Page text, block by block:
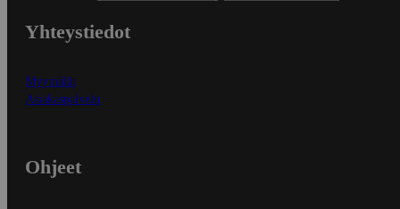
Yhteystiedot
Myymälät
Asiakaspalvelu
Ohjeet